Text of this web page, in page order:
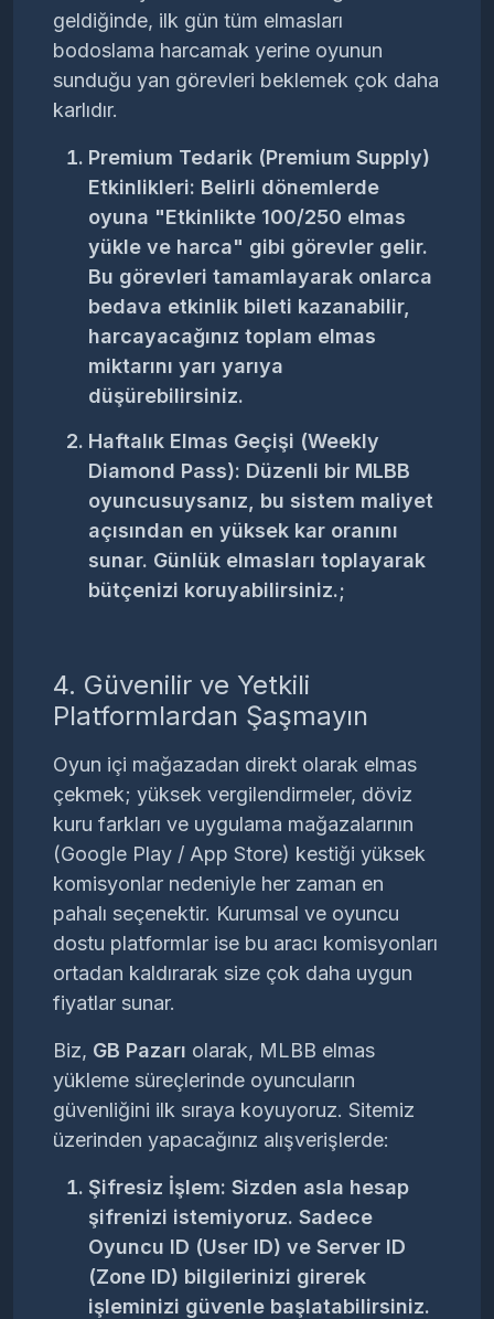
geldiğinde, ilk gün tüm elmasları
bodoslama harcamak yerine oyunun
sunduğu yan görevleri beklemek çok daha
karlıdır.
Premium Tedarik (Premium Supply)
Etkinlikleri: Belirli dönemlerde
oyuna "Etkinlikte 100/250 elmas
yükle ve harca" gibi görevler gelir.
Bu görevleri tamamlayarak onlarca
bedava etkinlik bileti kazanabilir,
harcayacağınız toplam elmas
miktarını yarı yarıya
düşürebilirsiniz.
Haftalık Elmas Geçişi (Weekly
Diamond Pass): Düzenli bir MLBB
oyuncusuysanız, bu sistem maliyet
açısından en yüksek kar oranını
sunar. Günlük elmasları toplayarak
bütçenizi koruyabilirsiniz.;
4. Güvenilir ve Yetkili
Platformlardan Şaşmayın
Oyun içi mağazadan direkt olarak elmas
çekmek; yüksek vergilendirmeler, döviz
kuru farkları ve uygulama mağazalarının
(Google Play / App Store) kestiği yüksek
komisyonlar nedeniyle her zaman en
pahalı seçenektir. Kurumsal ve oyuncu
dostu platformlar ise bu aracı komisyonları
ortadan kaldırarak size çok daha uygun
fiyatlar sunar.
Biz, GB Pazarı olarak, MLBB elmas
yükleme süreçlerinde oyuncuların
güvenliğini ilk sıraya koyuyoruz. Sitemiz
üzerinden yapacağınız alışverişlerde:
Şifresiz İşlem: Sizden asla hesap
şifrenizi istemiyoruz. Sadece
Oyuncu ID (User ID) ve Server ID
(Zone ID) bilgilerinizi girerek
işleminizi güvenle başlatabilirsiniz.